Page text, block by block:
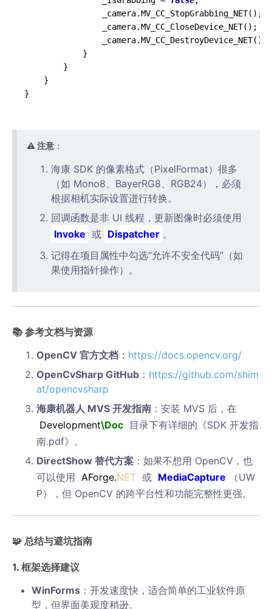
                _camera.MV_CC_StopGrabbing_NET();
                _camera.MV_CC_CloseDevice_NET();
                _camera.MV_CC_DestroyDevice_NET();
            }
        }
    }
⚠️ 注意 ：
海康 SDK 的像素格式（PixelFormat）很多
（如 Mono8、BayerRG8、RGB24），必须
根据相机实际设置进行转换。
回调函数是非 UI 线程，更新图像时必须使用
Invoke 或 Dispatcher 。
记得在项目属性中勾选“允许不安全代码”（如
果使用指针操作）。
📚 参考文档与资源
OpenCV 官方文档 ： https://docs.opencv.org/
OpenCvSharp GitHub ： https://github.com/shim
at/opencvsharp
海康机器人 MVS 开发指南 ：安装 MVS 后，在
Development\Doc 目录下有详细的《SDK 开发指
南.pdf》。
DirectShow 替代方案 ：如果不想用 OpenCV，也
可以使用 AForge.NET 或 MediaCapture
（UW
P），但 OpenCV 的跨平台性和功能完整性更强。
🧩 总结与避坑指南
1. 框架选择建议
WinForms ：开发速度快，适合简单的工业软件原
型，但界面美观度稍逊。